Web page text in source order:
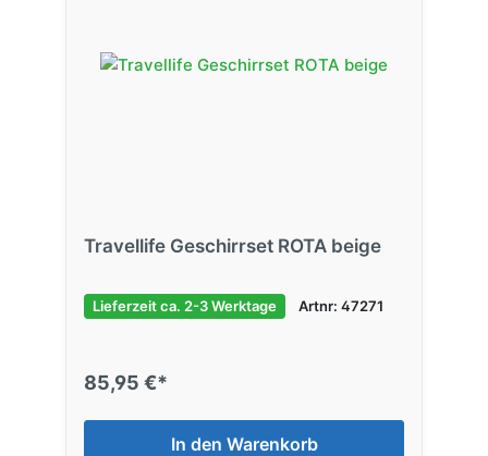
Travellife Geschirrset ROTA beige
Lieferzeit ca. 2-3 Werktage Artnr: 47271
85,95 €*
In den Warenkorb